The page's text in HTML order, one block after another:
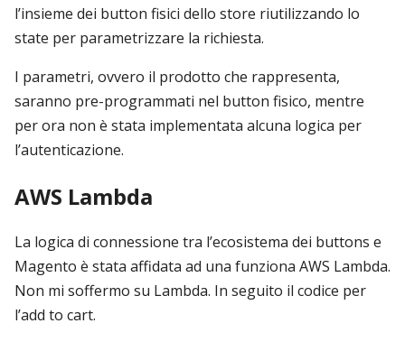
l’insieme dei button fisici dello store riutilizzando lo
state per parametrizzare la richiesta.
I parametri, ovvero il prodotto che rappresenta,
saranno pre-programmati nel button fisico, mentre
per ora non è stata implementata alcuna logica per
l’autenticazione.
AWS Lambda
La logica di connessione tra l’ecosistema dei buttons e
Magento è stata affidata ad una funziona AWS Lambda.
Non mi soffermo su Lambda. In seguito il codice per
l’add to cart.